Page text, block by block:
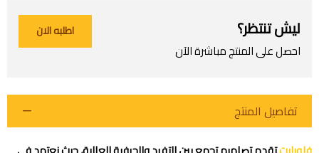
ليش تنتظر؟
احصل على المنتج مباشرة الآن
اطلبه الان
تفاصيل المنتج